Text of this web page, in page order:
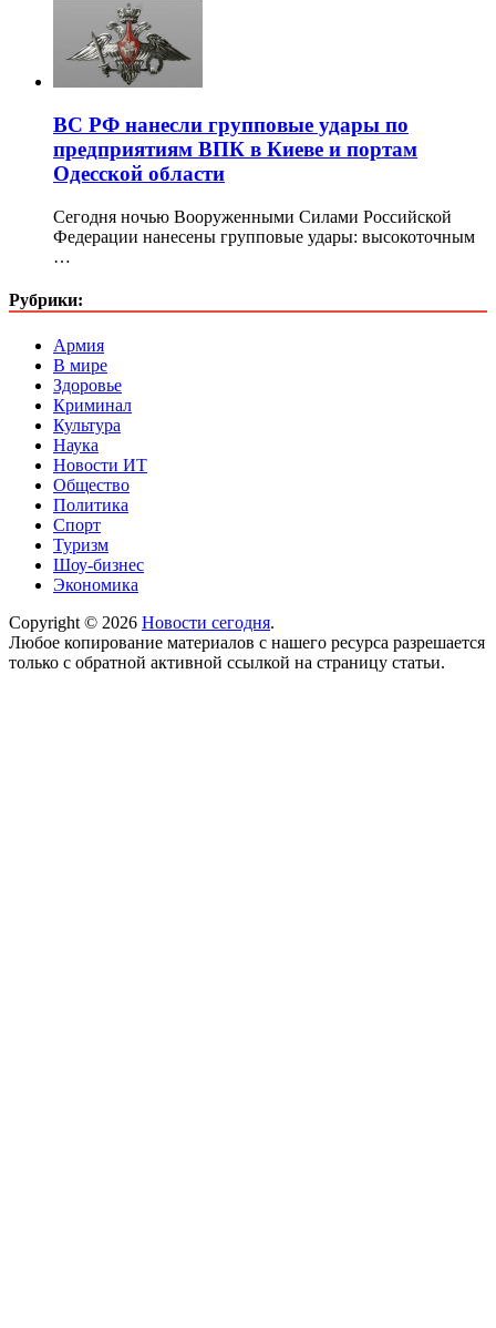
ВС РФ нанесли групповые удары по
предприятиям ВПК в Киеве и портам
Одесской области
Сегодня ночью Вооруженными Силами Российской
Федерации нанесены групповые удары: высокоточным
…
Рубрики:
Армия
В мире
Здоровье
Криминал
Культура
Наука
Новости ИТ
Общество
Политика
Спорт
Туризм
Шоу-бизнес
Экономика
Copyright © 2026 Новости сегодня.
Любое копирование материалов с нашего ресурса разрешается
только с обратной активной ссылкой на страницу статьи.